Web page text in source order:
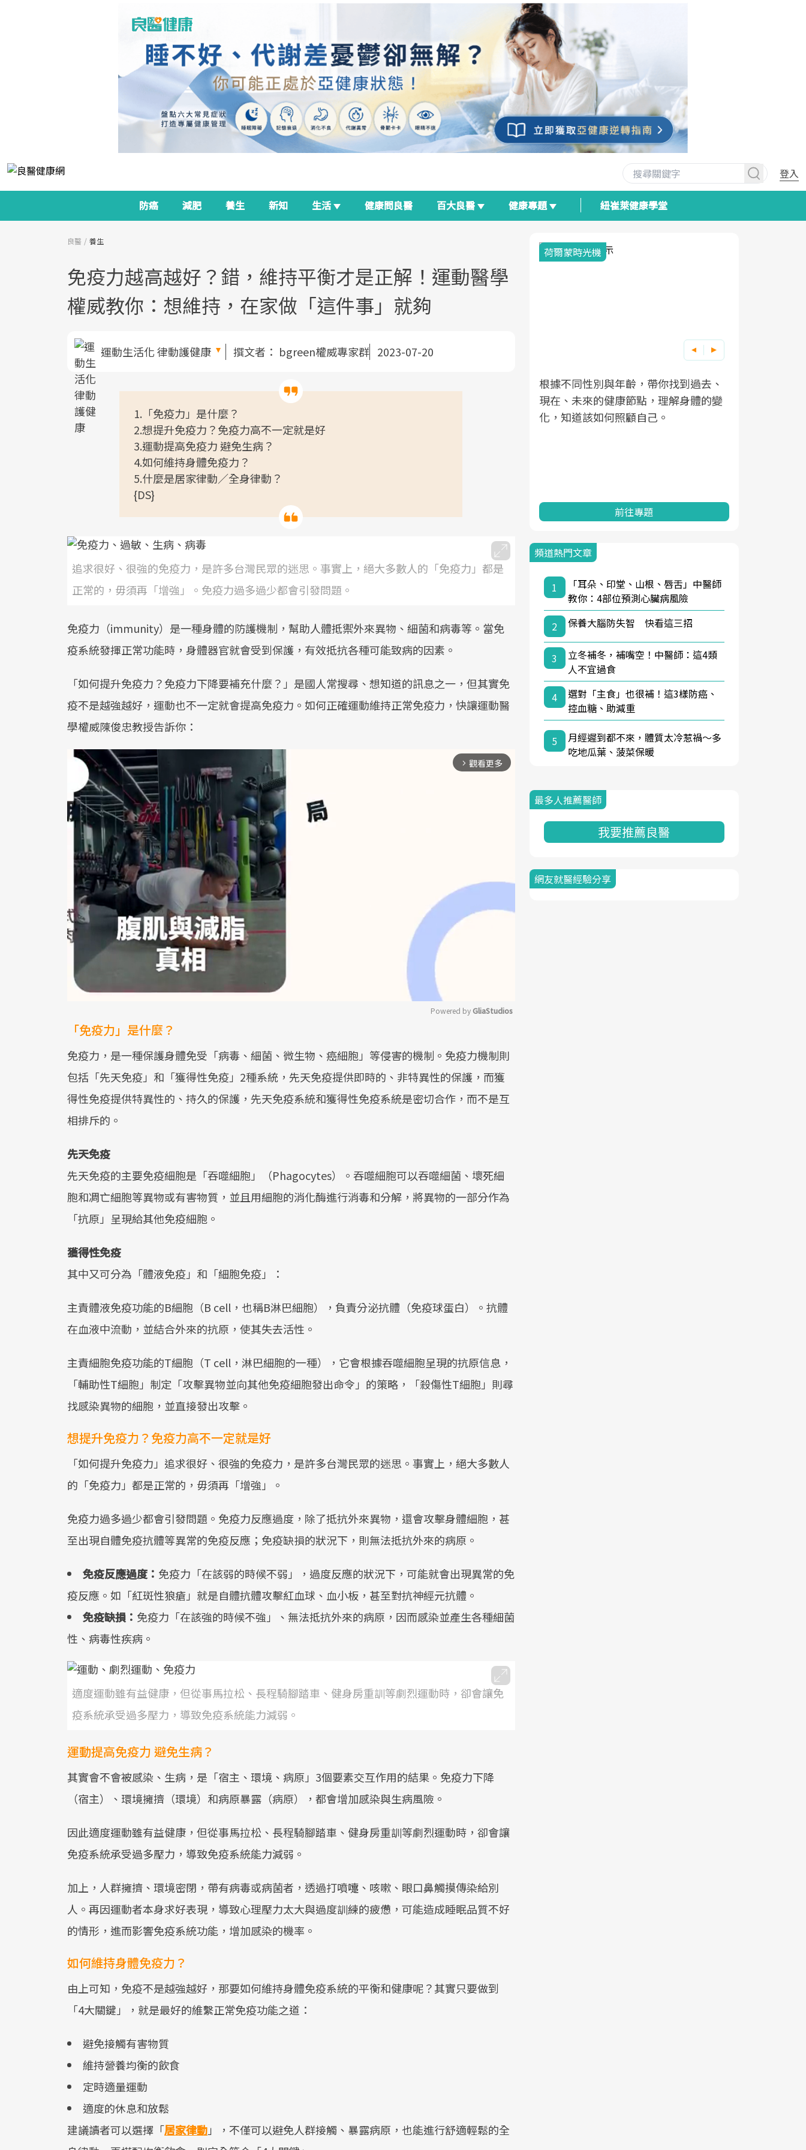
登入
防癌 減肥 養生 新知 生活 健康問良醫 百大良醫 健康專題 紐崔萊健康學堂
良醫 養生
免疫力越高越好？錯，維持平衡才是正解！運動醫學
權威教你：想維持，在家做「這件事」就夠
運動生活化 律動護健康 撰文者： bgreen權威專家群 2023-07-20
1.「免疫力」是什麼？
2.想提升免疫力？免疫力高不一定就是好
3.運動提高免疫力 避免生病？
4.如何維持身體免疫力？
5.什麼是居家律動／全身律動？
{DS}
追求很好、很強的免疫力，是許多台灣民眾的迷思。事實上，絕大多數人的「免疫力」都是
正常的，毋須再「增強」。免疫力過多過少都會引發問題。
免疫力（immunity）是一種身體的防護機制，幫助人體抵禦外來異物、細菌和病毒等。當免
疫系統發揮正常功能時，身體器官就會受到保護，有效抵抗各種可能致病的因素。
「如何提升免疫力？免疫力下降要補充什麼？」是國人常搜尋、想知道的訊息之一，但其實免
疫不是越強越好，運動也不一定就會提高免疫力。如何正確運動維持正常免疫力，快讓運動醫
學權威陳俊忠教授告訴你：
arrow_forward_ios 觀看更多
Powered by GliaStudios
「免疫力」是什麼？
免疫力，是一種保護身體免受「病毒、細菌、微生物、癌細胞」等侵害的機制。免疫力機制則
包括「先天免疫」和「獲得性免疫」2種系統，先天免疫提供即時的、非特異性的保護，而獲
得性免疫提供特異性的、持久的保護，先天免疫系統和獲得性免疫系統是密切合作，而不是互
相排斥的。
先天免疫
先天免疫的主要免疫細胞是「吞噬細胞」（Phagocytes）。吞噬細胞可以吞噬細菌、壞死細
胞和凋亡細胞等異物或有害物質，並且用細胞的消化酶進行消毒和分解，將異物的一部分作為
「抗原」呈現給其他免疫細胞。
獲得性免疫
其中又可分為「體液免疫」和「細胞免疫」：
主責體液免疫功能的B細胞（B cell，也稱B淋巴細胞），負責分泌抗體（免疫球蛋白）。抗體
在血液中流動，並結合外來的抗原，使其失去活性。
主責細胞免疫功能的T細胞（T cell，淋巴細胞的一種），它會根據吞噬細胞呈現的抗原信息，
「輔助性T細胞」制定「攻擊異物並向其他免疫細胞發出命令」的策略，「殺傷性T細胞」則尋
找感染異物的細胞，並直接發出攻擊。
想提升免疫力？免疫力高不一定就是好
「如何提升免疫力」追求很好、很強的免疫力，是許多台灣民眾的迷思。事實上，絕大多數人
的「免疫力」都是正常的，毋須再「增強」。
免疫力過多過少都會引發問題。免疫力反應過度，除了抵抗外來異物，還會攻擊身體細胞，甚
至出現自體免疫抗體等異常的免疫反應；免疫缺損的狀況下，則無法抵抗外來的病原。
免疫反應過度： 免疫力「在該弱的時候不弱」，過度反應的狀況下，可能就會出現異常的免
疫反應。如「紅斑性狼瘡」就是自體抗體攻擊紅血球、血小板，甚至對抗神經元抗體。
免疫缺損： 免疫力「在該強的時候不強」、無法抵抗外來的病原，因而感染並產生各種細菌
性、病毒性疾病。
適度運動雖有益健康，但從事馬拉松、長程騎腳踏車、健身房重訓等劇烈運動時，卻會讓免
疫系統承受過多壓力，導致免疫系統能力減弱。
運動提高免疫力 避免生病？
其實會不會被感染、生病，是「宿主、環境、病原」3個要素交互作用的結果。免疫力下降
（宿主）、環境擁擠（環境）和病原暴露（病原），都會增加感染與生病風險。
因此適度運動雖有益健康，但從事馬拉松、長程騎腳踏車、健身房重訓等劇烈運動時，卻會讓
免疫系統承受過多壓力，導致免疫系統能力減弱。
加上，人群擁擠、環境密閉，帶有病毒或病菌者，透過打噴嚏、咳嗽、眼口鼻觸摸傳染給別
人。再因運動者本身求好表現，導致心理壓力太大與過度訓練的疲憊，可能造成睡眠品質不好
的情形，進而影響免疫系統功能，增加感染的機率。
如何維持身體免疫力？
由上可知，免疫不是越強越好，那要如何維持身體免疫系統的平衡和健康呢？其實只要做到
「4大關鍵」，就是最好的維繫正常免疫功能之道：
避免接觸有害物質
維持營養均衡的飲食
定時適量運動
適度的休息和放鬆
建議讀者可以選擇「居家律動」，不僅可以避免人群接觸、暴露病原，也能進行舒適輕鬆的全
荷爾蒙時光機
根據不同性別與年齡，帶你找到過去、
現在、未來的健康節點，理解身體的變
化，知道該如何照顧自己。
前往專題
頻道熱門文章
1
「耳朵、印堂、山根、唇舌」中醫師
教你：4部位預測心臟病風險
2
保養大腦防失智 快看這三招
3
立冬補冬，補嘴空！中醫師：這4類
人不宜過食
4
選對「主食」也很補！這3樣防癌、
控血糖、助減重
5
月經遲到都不來，體質太冷惹禍〜多
吃地瓜葉、菠菜保暖
最多人推薦醫師
我要推薦良醫
網友就醫經驗分享